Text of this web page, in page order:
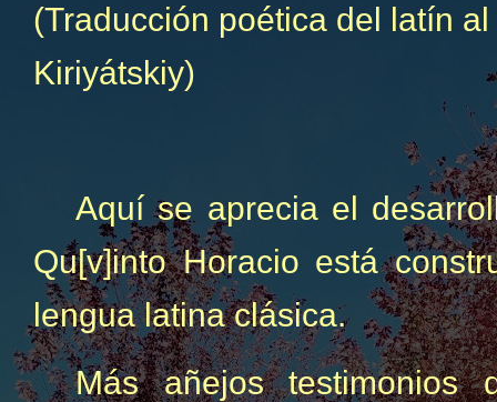
(Traducción poética del latín
Kiriyátskiy)
Aquí se aprecia el
Qu[v]into Horacio está
lengua latina clásica.
Más añejos testimonios